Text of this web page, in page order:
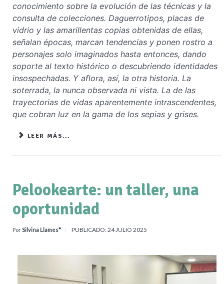
conocimiento sobre la evolución de las técnicas y la
consulta de colecciones. Daguerrotipos, placas de
vidrio y las amarillentas copias obtenidas de ellas,
señalan épocas, marcan tendencias y ponen rostro a
personajes solo imaginados hasta entonces, dando
soporte al texto histórico o descubriendo identidades
insospechadas. Y aflora, así, la otra historia. La
soterrada, la nunca observada ni vista. La de las
trayectorias de vidas aparentemente intrascendentes,
que cobran luz en la gama de los sepias y grises.
LEER MÁS...
Pelookearte: un taller, una
oportunidad
PorSilvina Llames* PUBLICADO: 24 JULIO 2025